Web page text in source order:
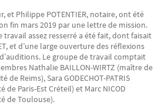
et Philippe POTENTIER, notaire, ont été
fin mars 2019 par une lettre de mission.
travail assez resserré a été fait, dont faisait
et d’une large ouverture des réflexions
Le groupe de travail comptait
Nathalie BAILLON-WIRTZ (maître de
de Reims), Sara GODECHOT-PATRIS
de Paris-Est Créteil) et Marc NICOD
de Toulouse).